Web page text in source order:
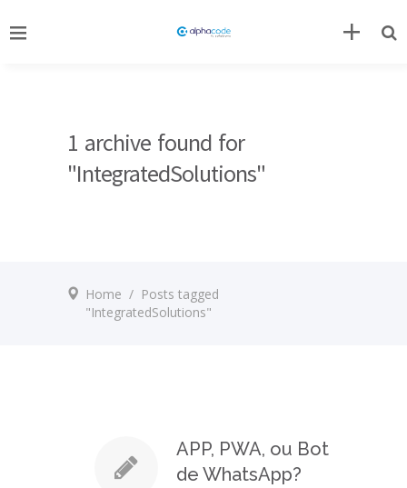
1 archive found for
"IntegratedSolutions"
Home / Posts tagged
"IntegratedSolutions"
APP, PWA, ou Bot
de WhatsApp?